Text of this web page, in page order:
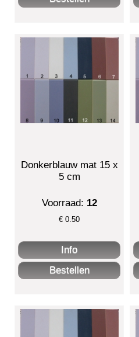
Donkerblauw mat 15 x
5 cm
Voorraad: 12
€0.50